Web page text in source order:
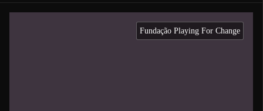
Fundação Playing For Change